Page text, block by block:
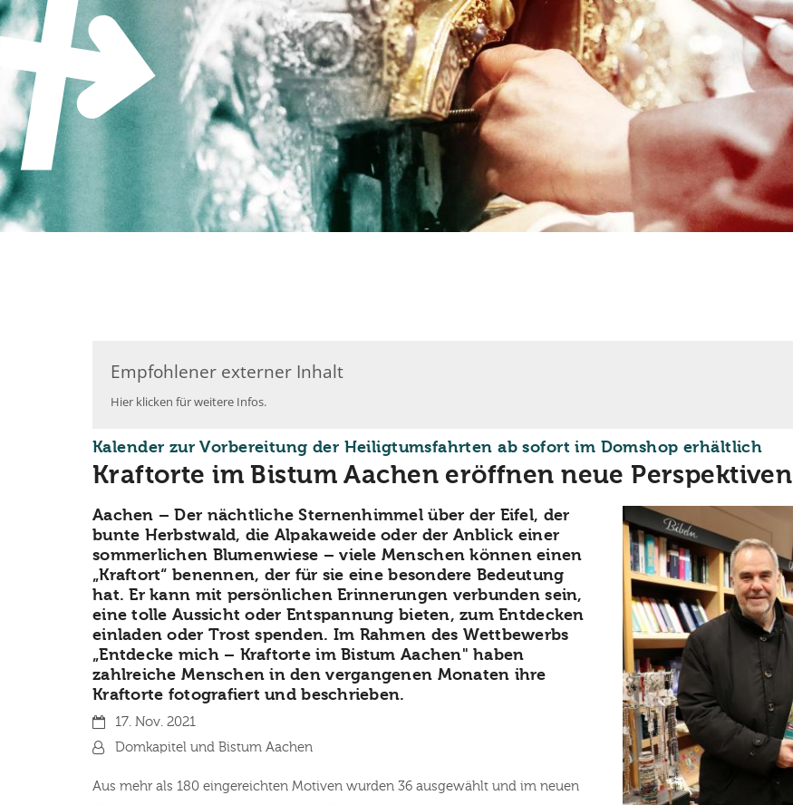
Zum Inhalt springen
Empfohlener externer Inhalt
Hier klicken für weitere Infos.
Kalender zur Vorbereitung der Heiligtumsfahrten ab sofort im Domshop erhältlich:
Kraftorte im Bistum Aachen eröffnen neue Perspektiven
Aachen – Der nächtliche Sternenhimmel über der Eifel, der
bunte Herbstwald, die Alpakaweide oder der Anblick einer
sommerlichen Blumenwiese – viele Menschen können einen
„Kraftort“ benennen, der für sie eine besondere Bedeutung
hat. Er kann mit persönlichen Erinnerungen verbunden sein,
eine tolle Aussicht oder Entspannung bieten, zum Entdecken
einladen oder Trost spenden. Im Rahmen des Wettbewerbs
„Entdecke mich – Kraftorte im Bistum Aachen" haben
zahlreiche Menschen in den vergangenen Monaten ihre
Kraftorte fotografiert und beschrieben.
Datum:17. Nov. 2021
Von:Domkapitel und Bistum Aachen
Aus mehr als 180 eingereichten Motiven wurden 36 ausgewählt und im neuen